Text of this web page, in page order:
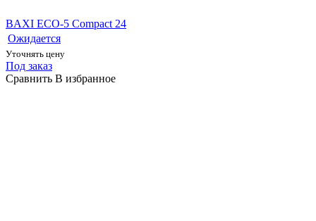
BAXI ECO-5 Compact 24
Ожидается
Уточнять цену
Под заказ
Сравнить В избранное